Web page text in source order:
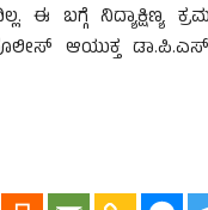
ಈ ಬಗ್ಗೆ ನಿದ್ಯಾಕ್ಷಿಣ್ಯ ಕ್ರಮ
ಆಯುಕ್ತ